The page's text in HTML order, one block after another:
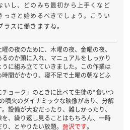
いし、どのみち最初から上手くなど
っさと始めるべきでしょう。こうい
スに働きますね。
の夜のために、木曜の夜、金曜の夜、
のか頭に入れ、マニュアルをしっかり
に組み立てていきました。この作業は
間がかかり、寝不足で土曜の朝などふ
ョーク」のときに比べて生徒の“食いつ
噴火のダイナミックな映像があり、分解
設備が大変だったり、難しかったり、
、繰り返し見ることはもちろん、一時
、とやりたい放題。贅沢です。